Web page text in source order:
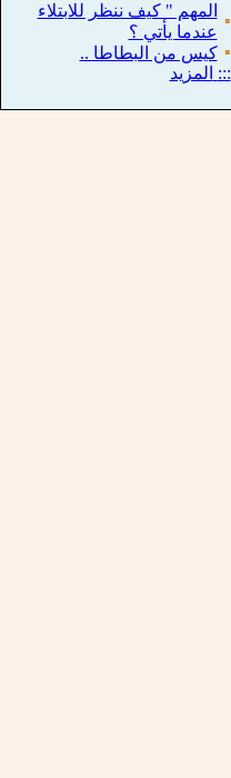
▪
المهم " كيف ننظر للابتلاء
عندما يأتي ؟
▪ كيس من البطاطا ..
::: المزيد